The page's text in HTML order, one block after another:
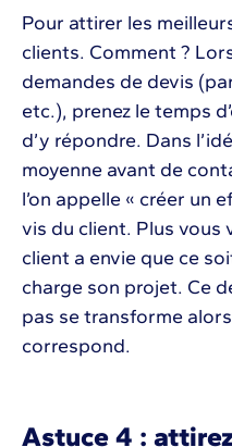
Pour attirer les
clients. Comment ?
demandes de devis
etc.), prenez le temps
d’y répondre. Dans
moyenne avant de
l’on appelle « créer un
vis du client. Plus vous
client a envie que ce
charge son projet. Ce
pas se transforme
correspond.
Astuce 4 :